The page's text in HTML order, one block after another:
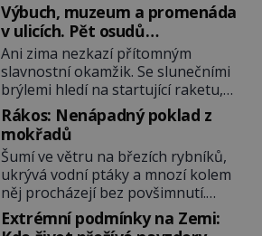
Výbuch, muzeum a promenáda
v ulicích. Pět osudů
nejslavnějších raketoplánů
Ani zima nezkazí přítomným
slavnostní okamžik. Se slunečními
brýlemi hledí na startující raketu,
která má do vesmíru vynést kromě
posádky také obyčejnou učitelku.
Po několika sekundách všem
ztuhnou úsměvy, stroj totiž
exploduje. Jejich konstrukce není
z levného kraje, daňové poplatníky
stojí miliardy dolarů. Na druhou
Rákos: Nenápadný poklad z
mokřadů
Šumí ve větru na březích rybníků,
ukrývá vodní ptáky a mnozí kolem
něj procházejí bez povšimnutí.
Přesto právě rákos pomáhal stavět
domy, vyrábět lodě, zapisovat první
Extrémní podmínky na Zemi: